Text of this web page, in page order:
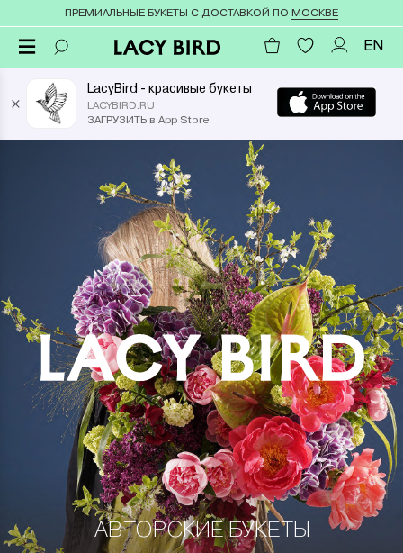
ПРЕМИАЛЬНЫЕ БУКЕТЫ С ДОСТАВКОЙ ПО МОСКВЕ
EN
×
LacyBird - красивые букеты
LACYBIRD.RU
ЗАГРУЗИТЬ в App Store
АВТОРСКИЕ БУКЕТЫ